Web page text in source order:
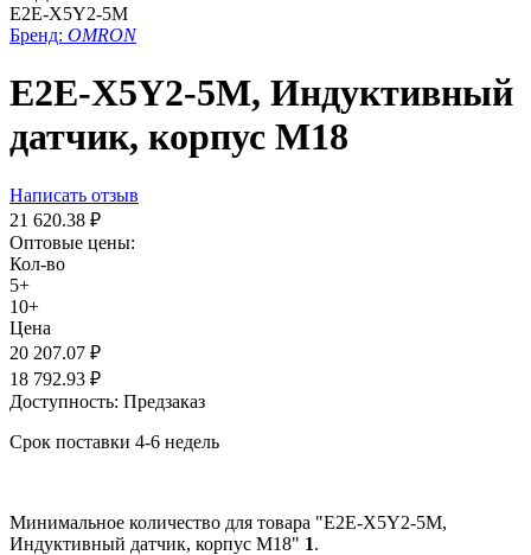
E2E-X5Y2-5M
Бренд: OMRON
E2E-X5Y2-5M, Индуктивный
датчик, корпус М18
Написать отзыв
21 620.38 ₽
Оптовые цены:
Кол-во
5+
10+
Цена
20 207.07 ₽
18 792.93 ₽
Доступность: Предзаказ
Срок поставки 4-6 недель
Минимальное количество для товара "E2E-X5Y2-5M,
Индуктивный датчик, корпус М18" 1.